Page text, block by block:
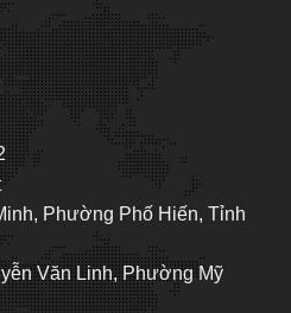
Phường Phố Hiến, Tỉnh
Văn Linh, Phường Mỹ